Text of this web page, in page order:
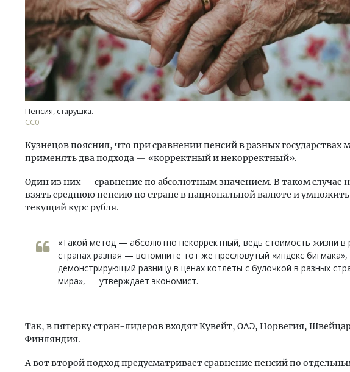
Пенсия, старушка.
CC0
Кузнецов пояснил, что при сравнении пенсий в разных государствах
применять два подхода — «корректный и некорректный».
Один из них — сравнение по абсолютным значением. В таком случае
взять среднюю пенсию по стране в национальной валюте и
текущий курс рубля.
«Такой метод — абсолютно некорректный, ведь стоимость жизни в
странах разная — вспомните тот же пресловутый «индекс бигмака»,
демонстрирующий разницу в ценах котлеты с булочкой в разных
мира», — утверждает экономист.
Так, в пятерку стран-лидеров входят Кувейт, ОАЭ, Норвегия,
Финляндия.
А вот второй подход предусматривает сравнение пенсий по
Архитектурный код
земли. Мощение
плитами становится
стандартом
СТРОИТЕЛЬСТВО